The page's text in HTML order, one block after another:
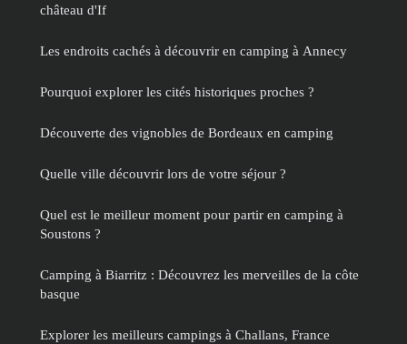
château d'If
Les endroits cachés à découvrir en camping à Annecy
Pourquoi explorer les cités historiques proches ?
Découverte des vignobles de Bordeaux en camping
Quelle ville découvrir lors de votre séjour ?
Quel est le meilleur moment pour partir en camping à
Soustons ?
Camping à Biarritz : Découvrez les merveilles de la côte
basque
Explorer les meilleurs campings à Challans, France